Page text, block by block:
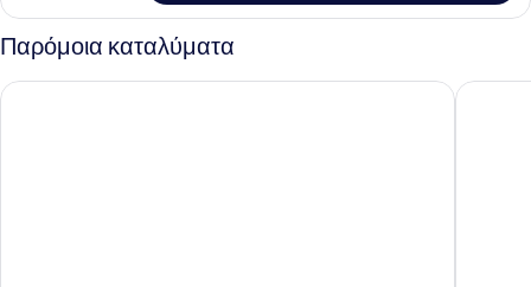
στην
Πόλη
Δίκλινο
Δωμάτιο
(Double),
Σάουνα,
Θέα
Παρόμοια καταλύματα
Philippos Hotel Living